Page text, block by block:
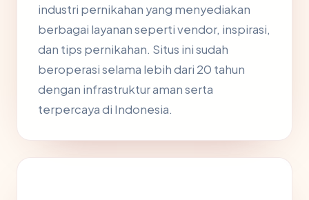
industri pernikahan yang menyediakan
berbagai layanan seperti vendor, inspirasi,
dan tips pernikahan. Situs ini sudah
beroperasi selama lebih dari 20 tahun
dengan infrastruktur aman serta
terpercaya di Indonesia.